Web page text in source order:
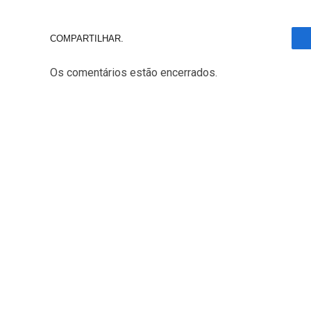
COMPARTILHAR.
Os comentários estão encerrados.